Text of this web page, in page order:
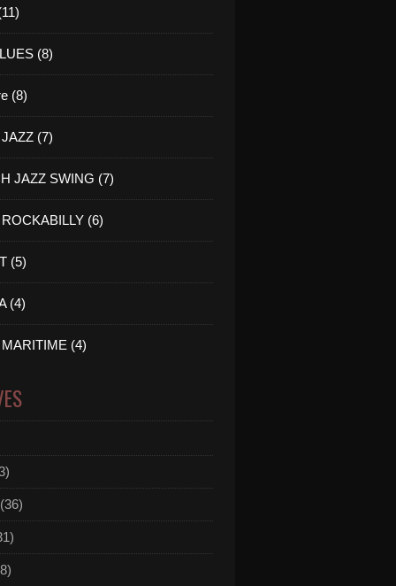
(8)
(8)
(7)
JAZZ SWING (7)
(6)
(5)
(4)
(4)
(36)